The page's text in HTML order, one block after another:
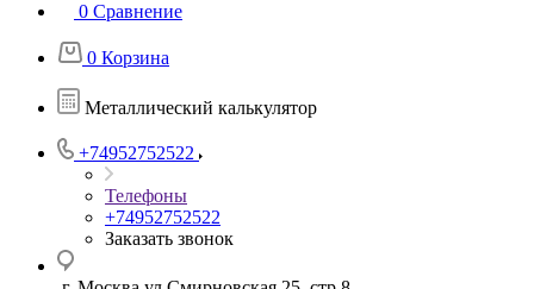
0 Сравнение
0 Корзина
Металлический калькулятор
+74952752522
Телефоны
+74952752522
Заказать звонок